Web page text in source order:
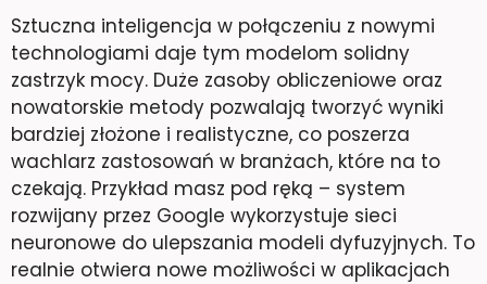
Sztuczna inteligencja w połączeniu z nowymi
technologiami daje tym modelom solidny
zastrzyk mocy. Duże zasoby obliczeniowe oraz
nowatorskie metody pozwalają tworzyć wyniki
bardziej złożone i realistyczne, co poszerza
wachlarz zastosowań w branżach, które na to
czekają. Przykład masz pod ręką – system
rozwijany przez Google wykorzystuje sieci
neuronowe do ulepszania modeli dyfuzyjnych. To
realnie otwiera nowe możliwości w aplikacjach